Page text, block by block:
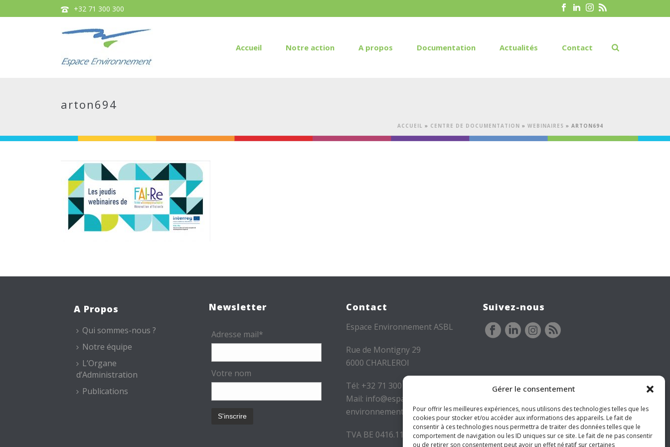
Gérer le consentement
Pour offrir les meilleures expériences, nous utilisons des technologies telles que les
cookies pour stocker et/ou accéder aux informations des appareils. Le fait de
consentir à ces technologies nous permettra de traiter des données telles que le
comportement de navigation ou les ID uniques sur ce site. Le fait de ne pas consentir
ou de retirer son consentement peut avoir un effet négatif sur certaines
+32 71 300 300
Accueil Notre action A propos Documentation Actualités Contact
arton694
ACCUEIL » CENTRE DE DOCUMENTATION » WEBINAIRES » ARTON694
A Propos
Qui sommes-nous ?
Notre équipe
L’Organe
d’Administration
Publications
Newsletter
Adresse mail*
Votre nom
Contact
Espace Environnement ASBL
Rue de Montigny 29
6000 CHARLEROI
Tél: +32 71 300 300
Mail: info@espace-
environnement.be
TVA BE 0416.116.340
Suivez-nous